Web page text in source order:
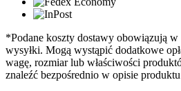
*Podane koszty dostawy obowiązują
wysyłki. Mogą wystąpić dodatkowe
wagę, rozmiar lub właściwości
znaleźć bezpośrednio w opisie